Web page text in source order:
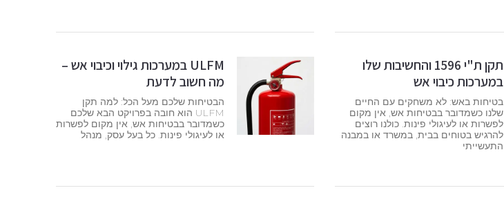
תקן ת"י 1596 והחשיבות שלו
במערכות כיבוי אש
בטיחות באש: לא משחקים עם החיים
שלנו כשמדובר בבטיחות אש, אין מקום
לפשרות או לעיגולי פינות. כולנו רוצים
להרגיש בטוחים בבית, במשרד או במבנה
התעשייתי
ULFM במערכות גילוי וכיבוי אש –
מה חשוב לדעת
הבטיחות שלכם מעל הכל: למה תקן
ULFM הוא חובה בפרויקט הבא שלכם
כשמדובר בבטיחות אש, אין מקום לפשרות
או לעיגולי פינות. כל בעל עסק, מנהל